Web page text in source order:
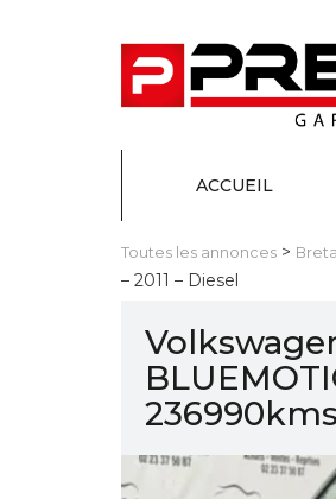
ACCUEIL
Toutes les annonces >
– 2011 – Diesel